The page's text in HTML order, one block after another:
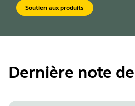
Soutien aux produits
Dernière note